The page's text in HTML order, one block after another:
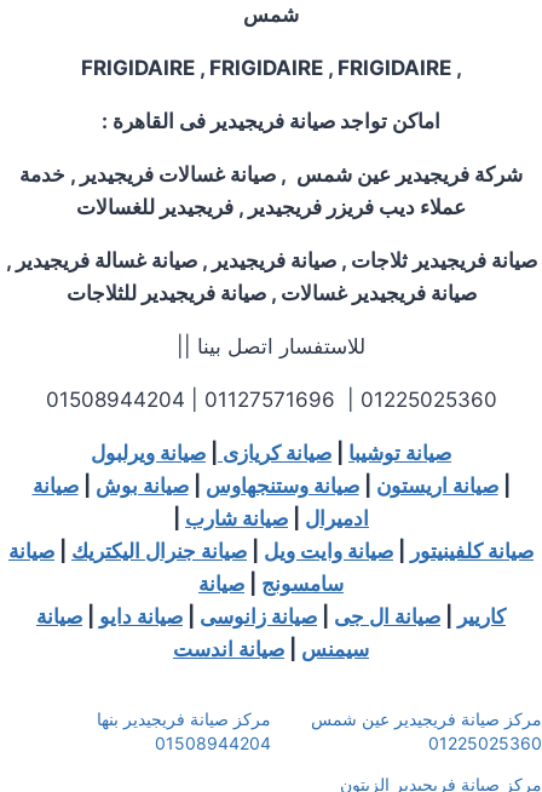
شمس
, FRIGIDAIRE , FRIGIDAIRE , FRIGIDAIRE
اماكن تواجد صيانة فريجيدير فى القاهرة :
شركة فريجيدير عين شمس , صيانة غسالات فريجيدير , خدمة
عملاء ديب فريزر فريجيدير , فريجيدير للغسالات
صيانة فريجيدير ثلاجات , صيانة فريجيدير , صيانة غسالة فريجيدير ,
صيانة فريجيدير غسالات , صيانة فريجيدير للثلاجات
للاستفسار اتصل بينا ||
01225025360 | 01127571696 | 01508944204
صيانة توشيبا صيانة كريازى
صيانة ويرلبول
|صيانة اريستون |صيانة وستنجهاوس |صيانة بوش |صيانة
ادميرال
صيانة شارب
صيانة كلفينيتور
صيانة وايت ويل صيانة جنرال اليكتريك
صيانة
سامسونج
صيانة
كاريير
صيانة ال جى صيانة زانوسى صيانة دايو
صيانة
سيمنس
صيانة اندست
مركز صيانة فريجيدير عين شمس
01225025360
مركز صيانة فريجيدير بنها
01508944204
مركز صيانة فريجيدير الزيتون